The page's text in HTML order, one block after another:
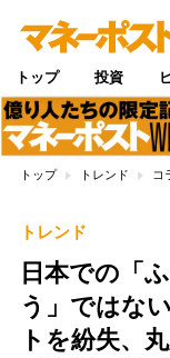
トップ 投資
トップ トレンド コ
トレンド
日本での「
う」ではな
トを紛失、